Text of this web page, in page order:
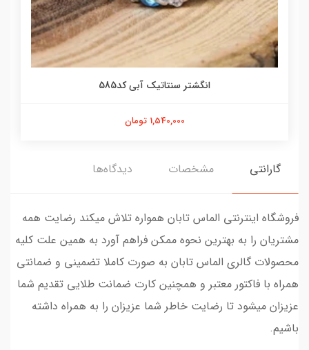
انگشتر سنتاتیک آبی کد585
1,540,000 تومان
گارانتی مشخصات دیدگاه‌ها
فروشگاه اینترنتی الماس تابان همواره تلاش میکند رضایت همه
مشتریان را به بهترین نحوه ممکن فراهم آورد به همین علت کلیه
محصولات گالری الماس تابان به صورت کاملا تضمینی و ضمانتی
همراه با فاکتور معتبر و همچنین کارت ضمانت طلایی تقدیم شما
عزیزان میشود تا رضایت خاطر شما عزیزان را به همراه داشته
باشیم.